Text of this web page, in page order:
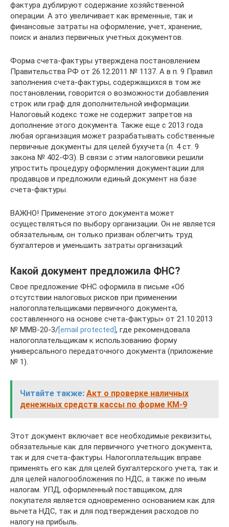
фактура дублируют содержание хозяйственной
операции. А это увеличивает как временные, так и
финансовые затраты на оформление, учет, хранение,
поиск и анализ первичных учетных документов.
Форма счета-фактуры утверждена постановлением
Правительства РФ от 26.12.2011 № 1137. А в п. 9 Правил
заполнения счета-фактуры, содержащихся в том же
постановлении, говорится о возможности добавления
строк или граф для дополнительной информации.
Налоговый кодекс тоже не содержит запретов на
дополнение этого документа. Также еще с 2013 года
любая организация может разрабатывать собственные
первичные документы для целей бухучета (п. 4 ст. 9
закона № 402-ФЗ). В связи с этим налоговики решили
упростить процедуру оформления документации для
продавцов и предложили единый документ на базе
счета-фактуры.
ВАЖНО! Применение этого документа может
осуществляться по выбору организации. Он не является
обязательным, он только призван облегчить труд
бухгалтеров и уменьшить затраты организаций.
Какой документ предложила ФНС?
Свое предложение ФНС оформила в письме «Об
отсутствии налоговых рисков при применении
налогоплательщиками первичного документа,
составленного на основе счета-фактуры» от 21.10.2013
№ ММВ-20-3/[email protected], где рекомендовала
налогоплательщикам к использованию форму
универсального передаточного документа (приложение
№ 1).
Читайте также: Акт о проверке наличных
денежных средств кассы по форме КМ-9
Этот документ включает все необходимые реквизиты,
обязательные как для первичного учетного документа,
так и для счета-фактуры. Налогоплательщик вправе
применять его как для целей бухгалтерского учета, так и
для целей налогообложения по НДС, а также по иным
налогам. УПД, оформленный поставщиком, для
покупателя является одновременно основанием как для
вычета НДС, так и для подтверждения расходов по
налогу на прибыль.